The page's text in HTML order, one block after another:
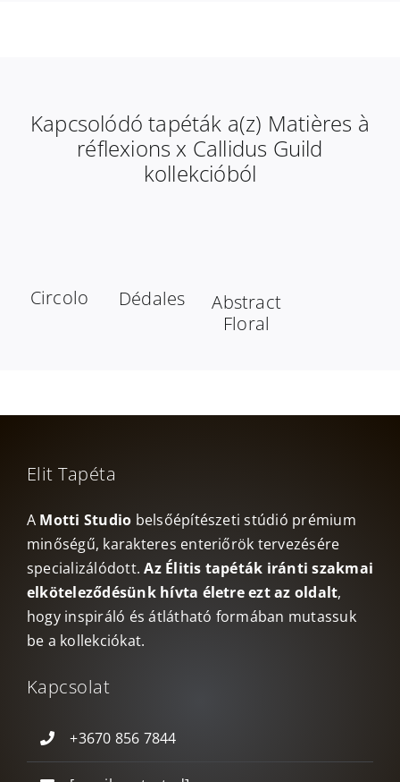
Kapcsolódó tapéták a(z) Matières à
réflexions x Callidus Guild
kollekcióból
Circolo Dédales
Abstract
Floral
Elit Tapéta
A Motti Studio belsőépítészeti stúdió prémium
minőségű, karakteres enteriőrök tervezésére
specializálódott.Az Élitis tapéták iránti szakmai
elköteleződésünk hívta életre ezt az oldalt,
hogy inspiráló és átlátható formában mutassuk
be a kollekciókat.
Kapcsolat
+3670 856 7844